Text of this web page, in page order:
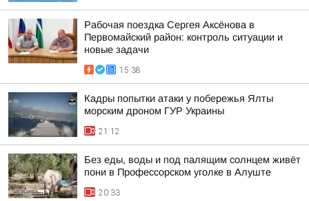
Рабочая поездка Сергея Аксёнова в
Первомайский район: контроль ситуации и
новые задачи
15:38
Кадры попытки атаки у побережья Ялты
морским дроном ГУР Украины
21:12
Без еды, воды и под палящим солнцем живёт
пони в Профессорском уголке в Алуште
20:33